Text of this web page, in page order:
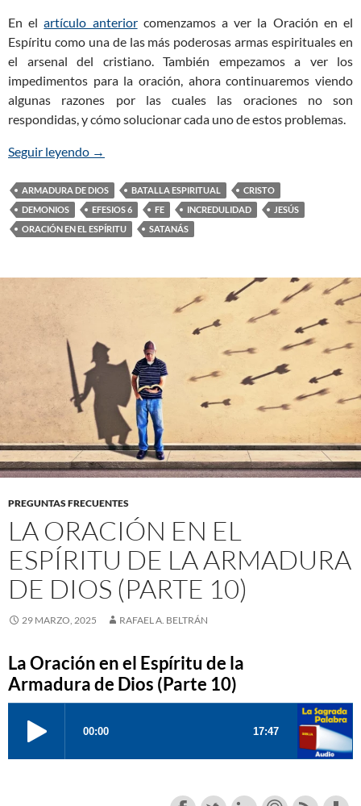
En elartículo anteriorcomenzamos a ver la Oración en el
Espíritu como una de las más poderosas armas espirituales en
el arsenal del cristiano. También empezamos a ver los
impedimentos para la oración, ahora continuaremos viendo
algunas razones por las cuales las oraciones no son
respondidas, y cómo solucionar cada uno de estos problemas.
Seguir leyendo La Oración en el Espíritu de la Armadura de
→
ARMADURA DE DIOS BATALLA ESPIRITUAL
CRISTO
DEMONIOS
EFESIOS 6 FE INCREDULIDAD
JESÚS
ORACIÓN EN EL ESPÍRITU
SATANÁS
PREGUNTAS FRECUENTES
LA ORACIÓN EN EL
ESPÍRITU DE LA ARMADURA
DE DIOS (PARTE 10)
29 MARZO, 2025 RAFAEL A. BELTRÁN
La Oración en el Espíritu de la
Armadura de Dios (Parte 10)